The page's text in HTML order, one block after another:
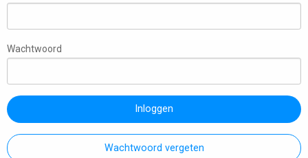
Wachtwoord
Inloggen
Wachtwoord vergeten